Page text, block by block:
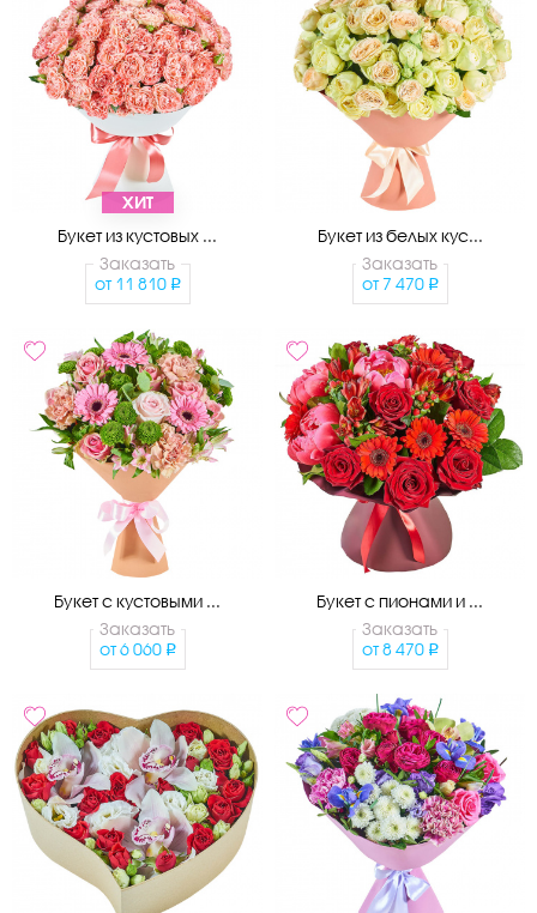
ХИТ
Букет из кустовых ...
Заказать
от 11 810
Букет из белых кус...
Заказать
от 7 470
Букет с кустовыми ...
Заказать
от 6 060
Букет с пионами и ...
Заказать
от 8 470